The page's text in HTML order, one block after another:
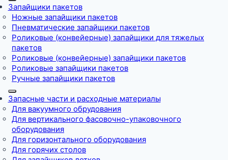
Запайщики пакетов
Ножные запайщики пакетов
Пневматические запайщики пакетов
Роликовые (конвейерные) запайщики для тяжелых
пакетов
Роликовые (конвейерные) запайщики пакетов
Роликовые запайщики пакетов
Ручные запайщики пакетов
Запасные части и расходные материалы
Для вакуумного обрудования
Для вертикального фасовочно-упаковочного
оборудования
Для горизонтального оборудования
Для горячих столов